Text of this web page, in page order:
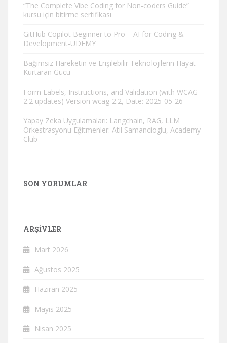
“The Complete Vibe Coding for Non-coders Guide”
kursu için bitirme sertifikası
GitHub Copilot Beginner to Pro – AI for Coding &
Development-UDEMY
Bağımsız Hareketin ve Erişilebilir Teknolojilerin Hayat
Kurtaran Gücü
Form Labels, Instructions, and Validation (with WCAG
2.2 updates) Version wcag-2.2, Date: 2025-05-26
Yapay Zeka Uygulamaları: Langchain, RAG, LLM
Orkestrasyonu Eğitmenler: Atil Samancioglu, Academy
Club
SON YORUMLAR
ARŞIVLER
Mart 2026
Ağustos 2025
Haziran 2025
Mayıs 2025
Nisan 2025